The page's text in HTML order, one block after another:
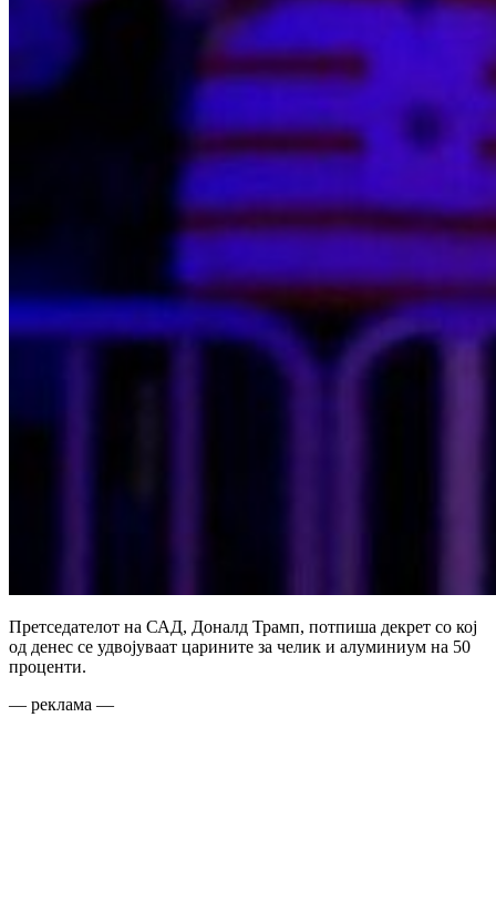
Претседателот на САД, Доналд Трамп, потпиша декрет со кој
од денес се удвојуваат царините за челик и алуминиум на 50
проценти.
— реклама —